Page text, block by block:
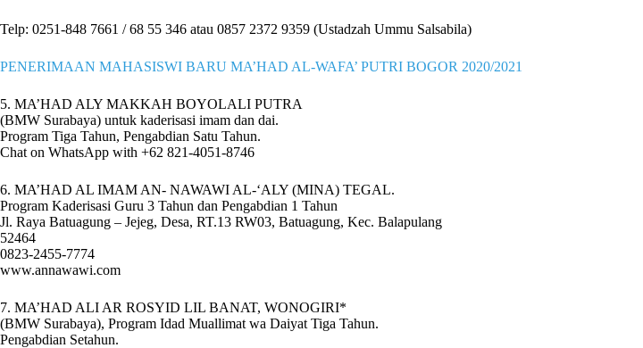
Telp: 0251-848 7661 / 68 55 346 atau 0857 2372 9359 (Ustadzah Ummu Salsabila)
PENERIMAAN MAHASISWI BARU MA’HAD AL-WAFA’ PUTRI BOGOR 2020/2021
5. MA’HAD ALY MAKKAH BOYOLALI PUTRA
(BMW Surabaya) untuk kaderisasi imam dan dai.
Program Tiga Tahun, Pengabdian Satu Tahun.
Chat on WhatsApp with +62 821-4051-8746
6. MA’HAD AL IMAM AN- NAWAWI AL-‘ALY (MINA) TEGAL.
Program Kaderisasi Guru 3 Tahun dan Pengabdian 1 Tahun
Jl. Raya Batuagung – Jejeg, Desa, RT.13 RW03, Batuagung, Kec. Balapulang
52464
0823-2455-7774
www.annawawi.com
7. MA’HAD ALI AR ROSYID LIL BANAT, WONOGIRI*
(BMW Surabaya), Program Idad Muallimat wa Daiyat Tiga Tahun.
Pengabdian Setahun.